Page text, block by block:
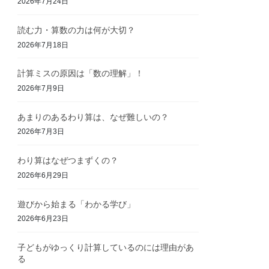
読む力・算数の力は何が大切？
2026年7月18日
計算ミスの原因は「数の理解」！
2026年7月9日
あまりのあるわり算は、なぜ難しいの？
2026年7月3日
わり算はなぜつまずくの？
2026年6月29日
遊びから始まる「わかる学び」
2026年6月23日
子どもがゆっくり計算しているのには理由があ
る